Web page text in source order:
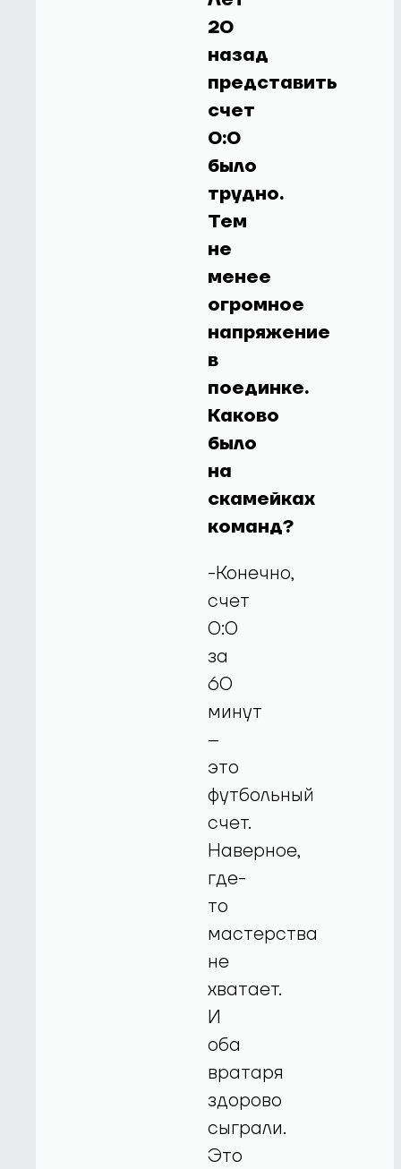
20
назад
представить
счет
0:0
было
трудно.
Тем
не
менее
огромное
напряжение
в
поединке.
Каково
было
на
скамейках
команд?
-Конечно,
счет
0:0
за
60
минут
–
это
футбольный
счет.
Наверное,
где-
то
мастерства
не
хватает.
И
оба
вратаря
здорово
сыграли.
Это